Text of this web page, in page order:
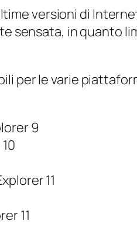
versioni di
sensata, in quanto
per le varie
9
11
11